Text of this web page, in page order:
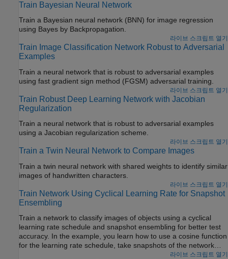
Train Bayesian Neural Network
Train a Bayesian neural network (BNN) for image regression
using Bayes by Backpropagation.
라이브 스크립트 열기
Train Image Classification Network Robust to Adversarial
Examples
Train a neural network that is robust to adversarial examples
using fast gradient sign method (FGSM) adversarial training.
라이브 스크립트 열기
Train Robust Deep Learning Network with Jacobian
Regularization
Train a neural network that is robust to adversarial examples
using a Jacobian regularization scheme.
라이브 스크립트 열기
Train a Twin Neural Network to Compare Images
Train a twin neural network with shared weights to identify similar
images of handwritten characters.
라이브 스크립트 열기
Train Network Using Cyclical Learning Rate for Snapshot
Ensembling
Train a network to classify images of objects using a cyclical
learning rate schedule and snapshot ensembling for better test
accuracy. In the example, you learn how to use a cosine function
for the learning rate schedule, take snapshots of the network
during training to create a model ensemble, and add L2-norm
라이브 스크립트 열기